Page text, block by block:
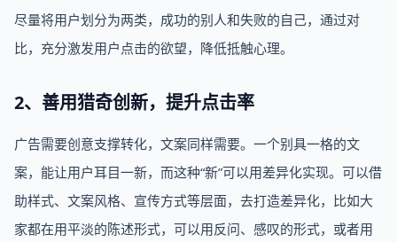
尽量将用户划分为两类，成功的别人和失败的自己，通过对
比，充分激发用户点击的欲望，降低抵触心理。
2、善用猎奇创新，提升点击率
广告需要创意支撑转化，文案同样需要。一个别具一格的文
案，能让用户耳目一新，而这种“新”可以用差异化实现。可以借
助样式、文案风格、宣传方式等层面，去打造差异化，比如大
家都在用平淡的陈述形式，可以用反问、感叹的形式，或者用